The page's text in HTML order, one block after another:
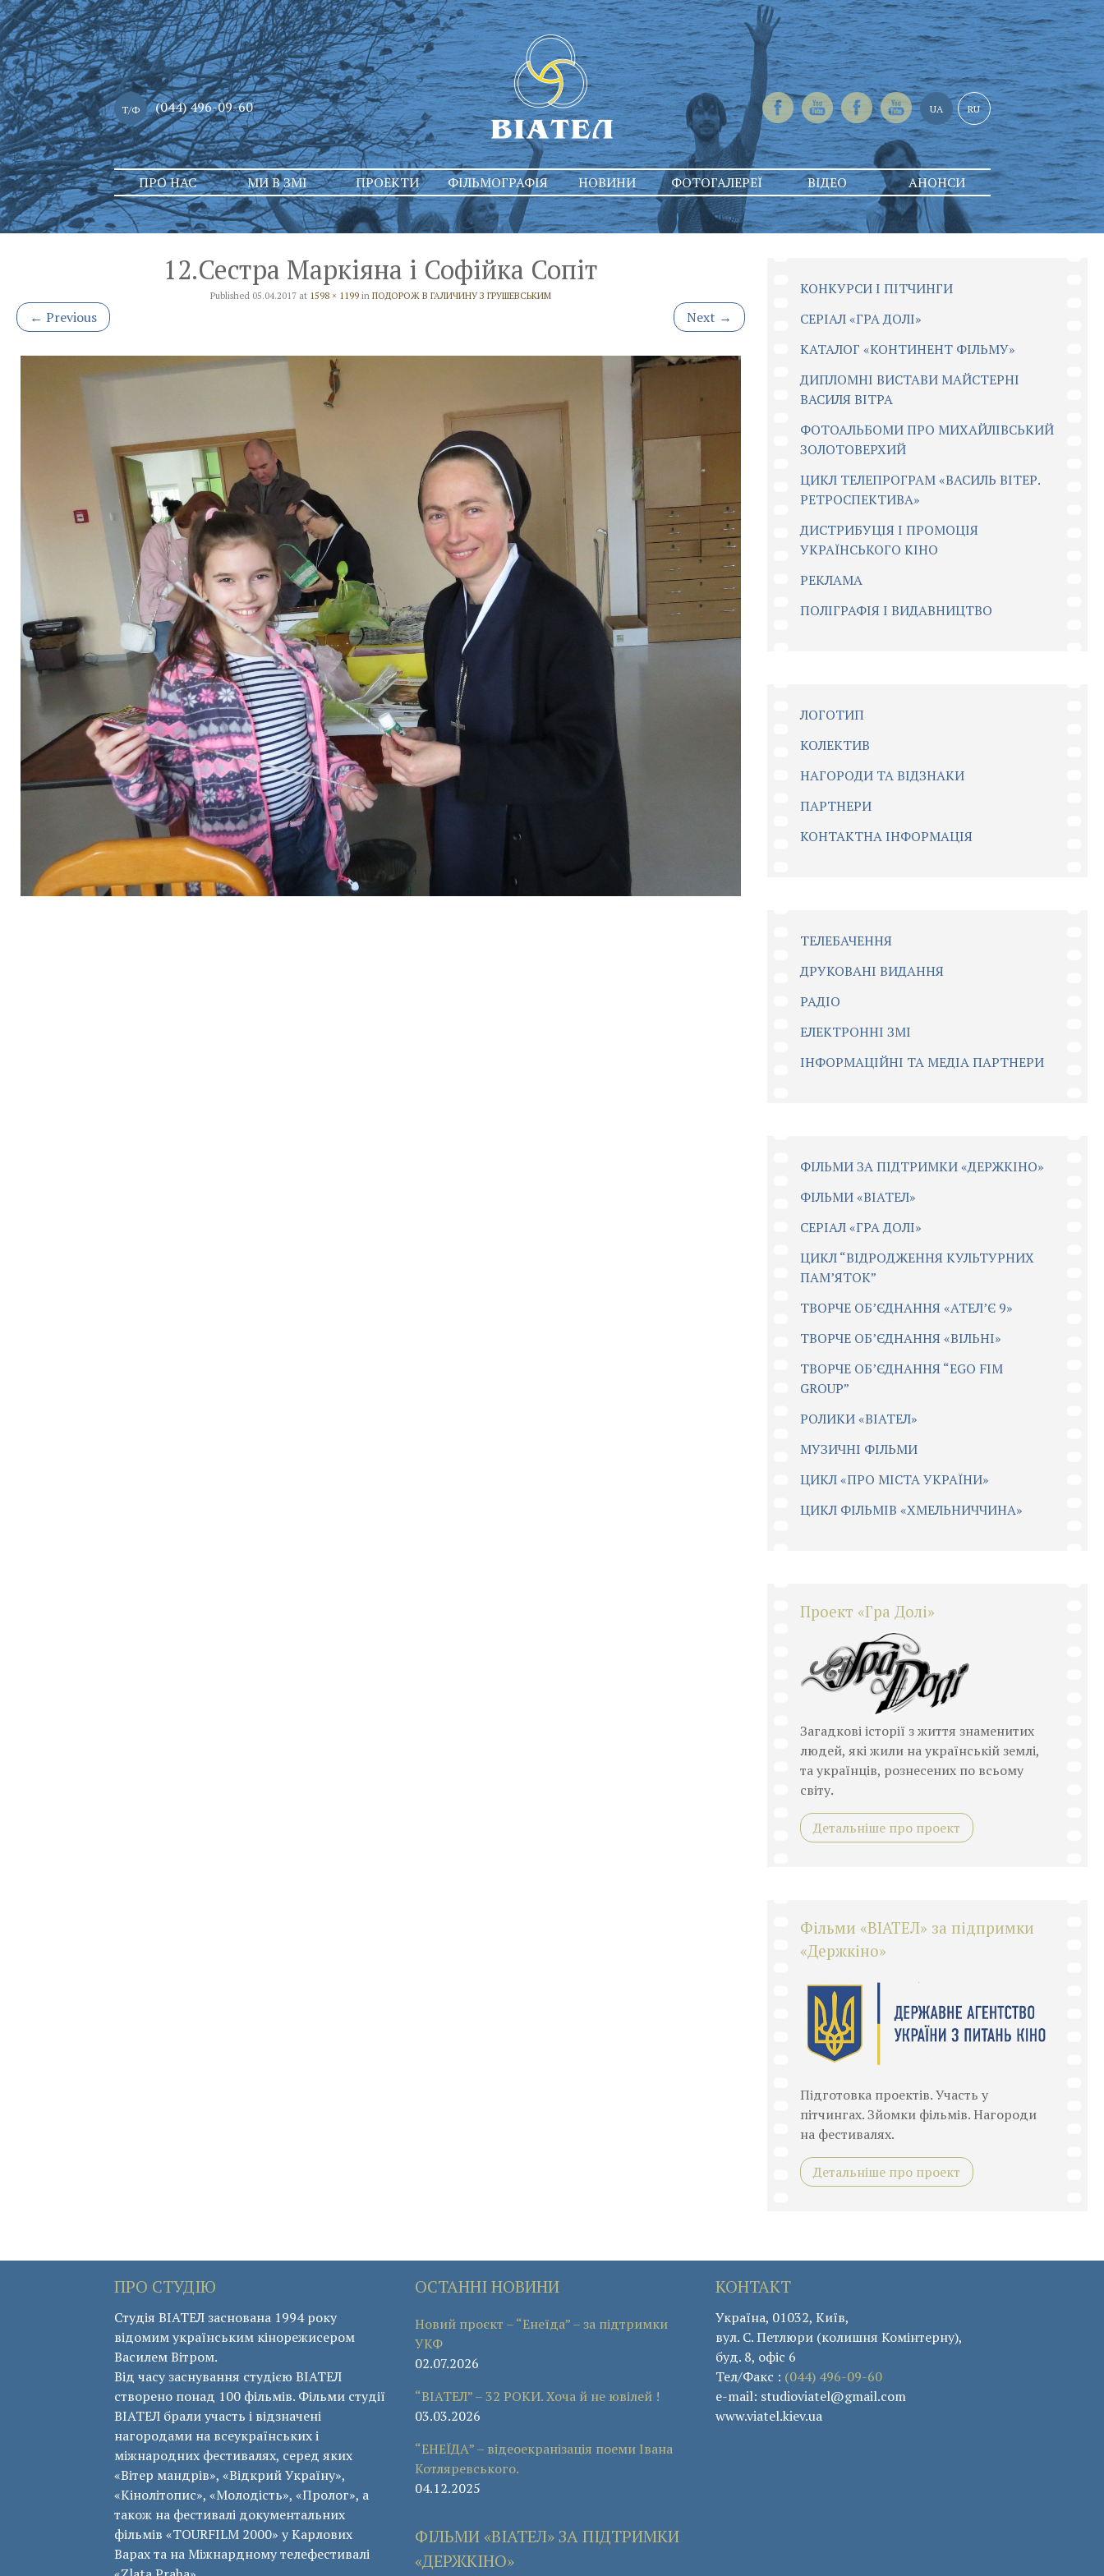
Т/Ф (044) 496-09-60 UA RU
Skip
to
content
ПРО НАС МИ В ЗМІ ПРОЕКТИ ФІЛЬМОГРАФІЯ НОВИНИ ФОТОГАЛЕРЕЇ ВІДЕО АНОНСИ
12.Сестра Маркіяна і Софійка Сопіт
Published 05.04.2017 at 1598 × 1199 inПОДОРОЖ В ГАЛИЧИНУ З ГРУШЕВСЬКИМ
← Previous Next →
КОНКУРСИ І ПІТЧИНГИ
CЕРІАЛ «ГРА ДОЛІ»
КАТАЛОГ «КОНТИНЕНТ ФІЛЬМУ»
ДИПЛОМНІ ВИСТАВИ МАЙСТЕРНІ
ВАСИЛЯ ВІТРА
ФОТОАЛЬБОМИ ПРО МИХАЙЛІВСЬКИЙ
ЗОЛОТОВЕРХИЙ
ЦИКЛ ТЕЛЕПРОГРАМ «ВАСИЛЬ ВІТЕР.
РЕТРОСПЕКТИВА»
ДИСТРИБУЦІЯ І ПРОМОЦІЯ
УКРАЇНСЬКОГО КІНО
РЕКЛАМА
ПОЛІГРАФІЯ І ВИДАВНИЦТВО
ЛОГОТИП
КОЛЕКТИВ
НАГОРОДИ ТА ВІДЗНАКИ
ПАРТНЕРИ
КОНТАКТНА ІНФОРМАЦІЯ
ТЕЛЕБАЧЕННЯ
ДРУКОВАНІ ВИДАННЯ
РАДІО
ЕЛЕКТРОННІ ЗМІ
ІНФОРМАЦІЙНІ ТА МЕДІА ПАРТНЕРИ
ФІЛЬМИ ЗА ПІДТРИМКИ «ДЕРЖКІНО»
ФІЛЬМИ «ВІАТЕЛ»
СЕРІАЛ «ГРА ДОЛІ»
ЦИКЛ “ВІДРОДЖЕННЯ КУЛЬТУРНИХ
ПАМ’ЯТОК”
ТВОРЧЕ ОБ’ЄДНАННЯ «АТЕЛ’Є 9»
ТВОРЧЕ ОБ’ЄДНАННЯ «ВІЛЬНІ»
ТВОРЧЕ ОБ’ЄДНАННЯ “EGO FIM
GROUP”
РОЛИКИ «ВІАТЕЛ»
МУЗИЧНІ ФІЛЬМИ
ЦИКЛ «ПРО МІСТА УКРАЇНИ»
ЦИКЛ ФІЛЬМІВ «ХМЕЛЬНИЧЧИНА»
Проект «Гра Долі»
Загадкові історії з життя знаменитих
людей, які жили на українській землі,
та українців, рознесених по всьому
світу.
Детальніше про проект
Фільми «ВІАТЕЛ» за підпримки
«Держкіно»
Підготовка проектів. Участь у
пітчингах. Зйомки фільмів. Нагороди
на фестивалях.
Детальніше про проект
ПРО СТУДІЮ
Студія ВІАТЕЛ заснована 1994 року
відомим українським кінорежисером
Василем Вітром.
Від часу заснування студією ВІАТЕЛ
створено понад 100 фільмів. Фільми студії
ВІАТЕЛ брали участь і відзначені
нагородами на всеукраїнських і
міжнародних фестивалях, серед яких
«Вітер мандрів», «Відкрий Україну»,
«Кінолітопис», «Молодість», «Пролог», а
також на фестивалі документальних
фільмів «ТОURFILM 2000» у Карлових
Варах та на Міжнардному телефестивалі
ОСТАННІ НОВИНИ
Новий проєкт – “Енеїда” – за підтримки
УКФ
02.07.2026
“ВІАТЕЛ” – 32 РОКИ. Хоча й не ювілей !
03.03.2026
“ЕНЕЇДА” – відеоекранізація поеми Івана
Котляревського.
04.12.2025
ФІЛЬМИ «ВІАТЕЛ» ЗА ПІДТРИМКИ
«ДЕРЖКІНО»
КОНТАКТ
Україна, 01032, Київ,
вул. С. Петлюри (колишня Комінтерну),
буд. 8, офіс 6
Тел/Факс : (044) 496-09-60
e-mail: studioviatel@gmail.com
www.viatel.kiev.ua